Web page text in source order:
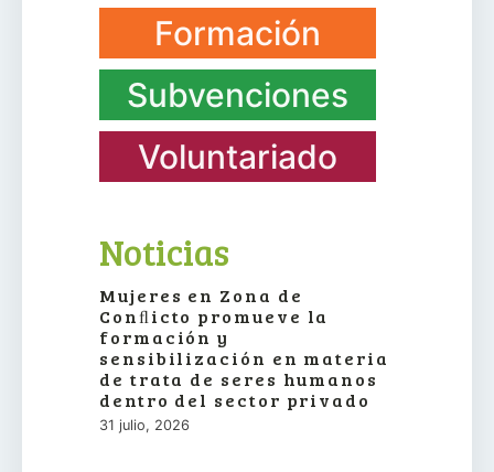
Formación
Subvenciones
Voluntariado
Noticias
Mujeres en Zona de
Conﬂicto promueve la
formación y
sensibilización en materia
de trata de seres humanos
dentro del sector privado
31 julio, 2026